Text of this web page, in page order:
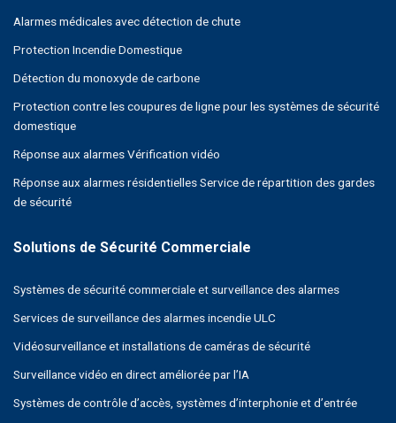
Alarmes médicales avec détection de chute
Protection Incendie Domestique
Détection du monoxyde de carbone
Protection contre les coupures de ligne pour les systèmes de sécurité
domestique
Réponse aux alarmes Vérification vidéo
Réponse aux alarmes résidentielles Service de répartition des gardes
de sécurité
Systèmes de sécurité commerciale et surveillance des alarmes
Services de surveillance des alarmes incendie ULC
Vidéosurveillance et installations de caméras de sécurité
Surveillance vidéo en direct améliorée par l’IA
Systèmes de contrôle d’accès, systèmes d’interphonie et d’entrée